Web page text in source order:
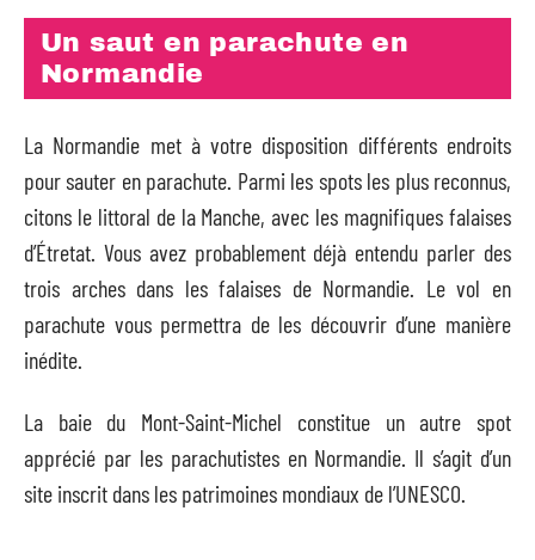
Un saut en parachute en
Normandie
La Normandie met à votre disposition différents endroits
pour sauter en parachute. Parmi les spots les plus reconnus,
citons le littoral de la Manche, avec les magnifiques falaises
d’Étretat. Vous avez probablement déjà entendu parler des
trois arches dans les falaises de Normandie. Le vol en
parachute vous permettra de les découvrir d’une manière
inédite.
La baie du Mont-Saint-Michel constitue un autre spot
apprécié par les parachutistes en Normandie. Il s’agit d’un
site inscrit dans les patrimoines mondiaux de l’UNESCO.